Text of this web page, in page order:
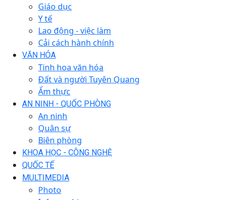
Giáo dục
Y tế
Lao động - việc làm
Cải cách hành chính
VĂN HÓA
Tinh hoa văn hóa
Đất và người Tuyên Quang
Ẩm thực
AN NINH - QUỐC PHÒNG
An ninh
Quân sự
Biên phòng
KHOA HỌC - CÔNG NGHỆ
QUỐC TẾ
MULTIMEDIA
Photo